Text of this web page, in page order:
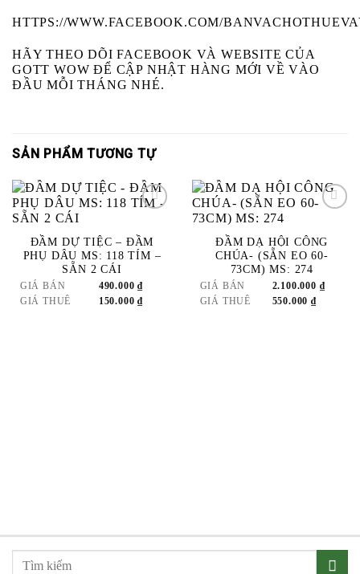
HTTPS://WWW.FACEBOOK.COM/
HÃY THEO DÕI FACEBOOK VÀ WEBSITE CỦA
GOTT WOW ĐỂ CẬP NHẬT HÀNG MỚI VỀ VÀO
ĐẦU MỖI THÁNG NHÉ.
SẢN PHẨM TƯƠNG TỰ
ADD
TO
WISHLIST
ĐẦM DỰ TIỆC – ĐẦM
PHỤ DÂU MS: 118 TÍM –
SẴN 2 CÁI
GIÁ BÁN 490.000₫
GIÁ THUÊ
150.000₫
ADD
TO
WISHLIST
ĐẦM DẠ HỘI CÔNG
CHÚA- (SẴN EO 60-
73CM) MS: 274
GIÁ BÁN 2.100.000 ₫
GIÁ THUÊ
550.000₫